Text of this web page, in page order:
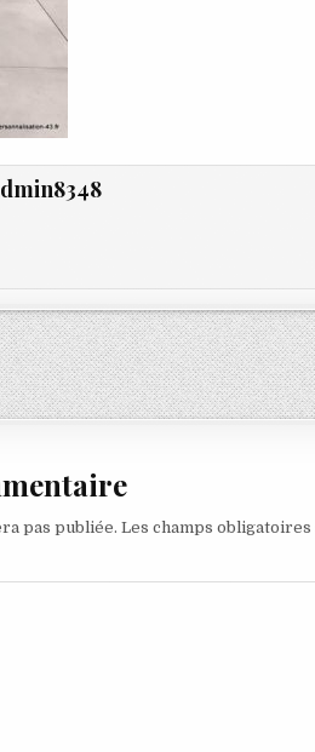
pas publiée. Les champs